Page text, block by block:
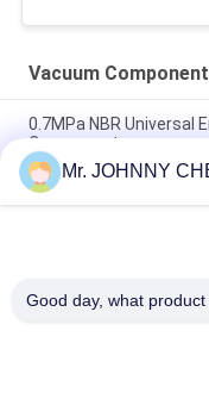
Vacuum Component
0.7MPa NBR Universal
Component
Vacuum Component
Maximum 7bar Air
8mm - 125mm PU /
Mr. JOHNNY
Good day, what